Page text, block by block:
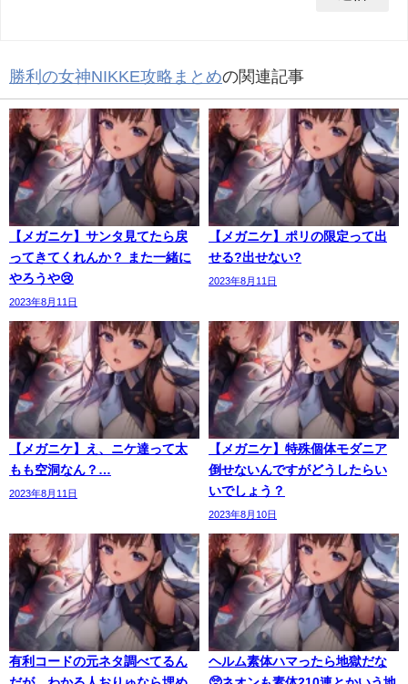
勝利の女神NIKKE攻略まとめの関連記事
【メガニケ】サンタ見てたら戻
ってきてくれんか？ また一緒に
やろうや😢
2023年8月11日
【メガニケ】ポリの限定って出
せる?出せない?
2023年8月11日
【メガニケ】え、ニケ達って太
もも空洞なん？…
2023年8月11日
【メガニケ】特殊個体モダニア
倒せないんですがどうしたらい
いでしょう？
2023年8月10日
有利コードの元ネタ調べてるん
ヘルム素体ハマったら地獄だな